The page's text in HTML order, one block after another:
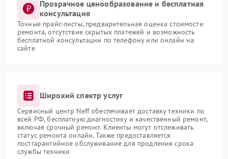
Прозрачное ценообразование и бесплатная
консультация
Точные прайс-листы, предварительная оценка стоимости
ремонта, отсутствие скрытых платежей и возможность
бесплатной консультации по телефону или онлайн на
сайте
Широкий спектр услуг
Сервисный центр Neff обеспечивает доставку техники по
всей РФ, бесплатную диагностику и качественный ремонт,
включая срочный ремонт. Клиенты могут отслеживать
статус ремонта онлайн. Также предоставляется
постгарантийное обслуживание для продления срока
службы техники